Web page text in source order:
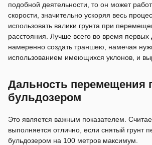
подобной деятельности, то он может
скорости, значительно ускоряя весь
использовать валики грунта при
расстояния. Лучше всего во время первых
намеренно создать траншею, намечая
использованием имеющихся уклонов, и
Дальность перемещения
бульдозером
Это является важным показателем.
выполняется отлично, если снятый грунт
бульдозером на 100 метров максимум.